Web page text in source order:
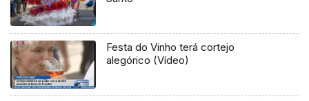
Festa do Vinho terá cortejo
alegórico (Vídeo)